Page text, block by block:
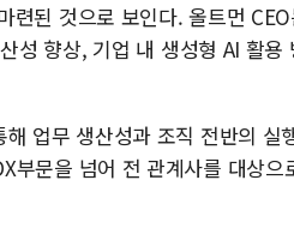
련된 것으로 보인다. 올트먼
성 향상, 기업 내 생성형 AI 활
업무 생산성과 조직 전반의 실
부문을 넘어 전 관계사를 대상